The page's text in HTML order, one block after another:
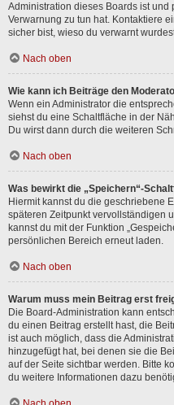
Administration dieses Boards ist und
Verwarnung zu tun hat. Kontaktiere
sicher bist, wieso du verwarnt
Nach oben
Wie kann ich Beiträge den
Wenn ein Administrator die
siehst du eine Schaltfläche in der
Du wirst dann durch die weiteren
Nach oben
Was bewirkt die „Speichern“-
Hiermit kannst du die geschriebene
späteren Zeitpunkt vervollständigen
kannst du mit der Funktion
persönlichen Bereich erneut laden.
Nach oben
Warum muss mein Beitrag erst
Die Board-Administration kann
du einen Beitrag erstellt hast, die
ist auch möglich, dass die
hinzugefügt hat, bei denen sie die
auf der Seite sichtbar werden. Bitte
du weitere Informationen dazu